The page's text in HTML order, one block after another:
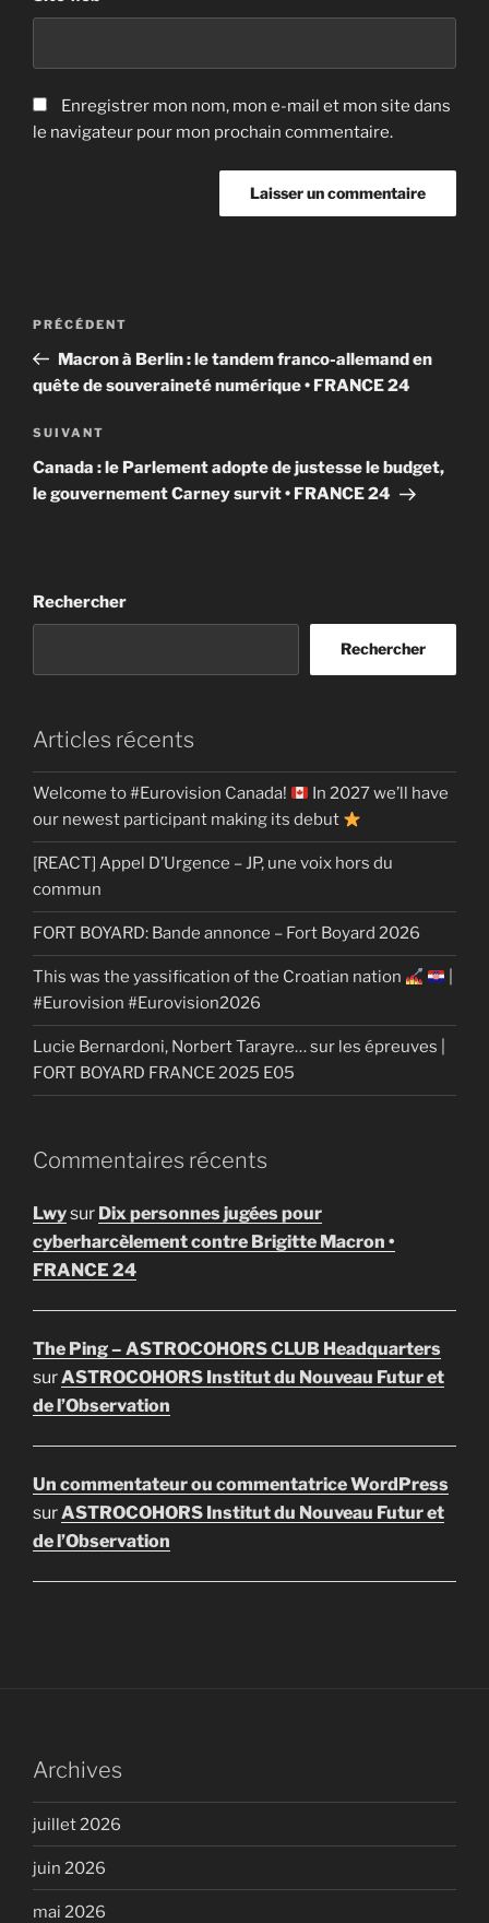
Enregistrer mon nom, mon e-mail et mon site dans
le navigateur pour mon prochain commentaire.
Navigation
l’article
Article
précédent
PRÉCÉDENT
Macron à Berlin : le tandem franco-allemand en
quête de souveraineté numérique • FRANCE 24
Article
suivant
SUIVANT
Canada : le Parlement adopte de justesse le budget,
le gouvernement Carney survit • FRANCE 24
Rechercher
Rechercher
Articles récents
Welcome to #Eurovision Canada!
In 2027 we’ll have
our newest participant making its debut
[REACT] Appel D’Urgence – JP, une voix hors du
commun
FORT BOYARD: Bande annonce – Fort Boyard 2026
This was the yassification of the Croatian nation
#Eurovision #Eurovision2026
Lucie Bernardoni, Norbert Tarayre… sur les épreuves |
FORT BOYARD FRANCE 2025 E05
Commentaires récents
Lwysur Dix personnes jugées pour
cyberharcèlement contre Brigitte Macron •
FRANCE 24
The Ping – ASTROCOHORS CLUB Headquarters
surASTROCOHORS Institut du Nouveau Futur et
de l’Observation
Un commentateur ou commentatrice WordPress
surASTROCOHORS Institut du Nouveau Futur et
de l’Observation
Archives
juillet 2026
juin 2026
mai 2026